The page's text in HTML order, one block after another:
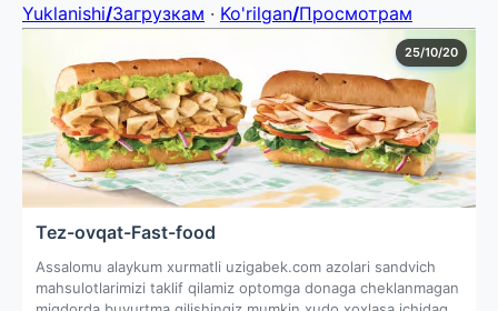
Yuklanishi/Загрузкам · Ko'rilgan/Просмотрам
25/10/20
Tez-ovqat-Fast-food
Assalomu alaykum xurmatli uzigabek.com azolari sandvich
mahsulotlarimizi taklif qilamiz optomga donaga cheklanmagan